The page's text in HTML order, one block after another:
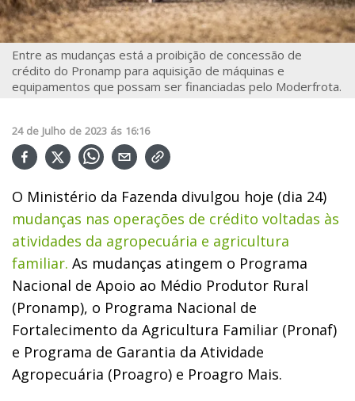
Entre as mudanças está a proibição de concessão de
crédito do Pronamp para aquisição de máquinas e
equipamentos que possam ser financiadas pelo Moderfrota.
24 de Julho de 2023 ás 16:16
O Ministério da Fazenda divulgou hoje (dia 24)
mudanças nas operações de crédito voltadas às
atividades da agropecuária e agricultura
familiar. As mudanças atingem o Programa
Nacional de Apoio ao Médio Produtor Rural
(Pronamp), o Programa Nacional de
Fortalecimento da Agricultura Familiar (Pronaf)
e Programa de Garantia da Atividade
Agropecuária (Proagro) e Proagro Mais.